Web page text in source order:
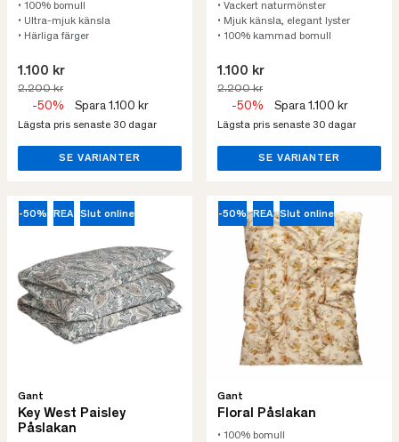
• 100% bomull
• Ultra-mjuk känsla
• Härliga färger
1.100 kr
2.200 kr
-50% Spara 1.100 kr
Lägsta pris senaste 30 dagar
SE VARIANTER
• Vackert naturmönster
• Mjuk känsla, elegant lyster
• 100% kammad bomull
1.100 kr
2.200 kr
-50% Spara 1.100 kr
Lägsta pris senaste 30 dagar
SE VARIANTER
-50% REA Slut online
Gant
Key West Paisley
Påslakan
-50% REA Slut online
Gant
Floral Påslakan
• 100% bomull